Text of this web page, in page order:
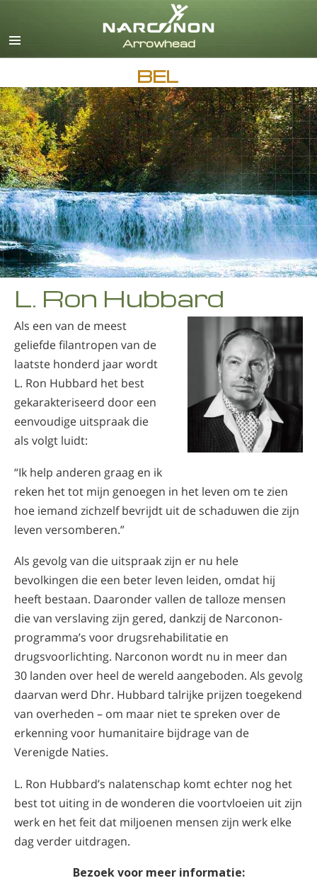
Duits
Español
Frans
Hebreeuws
Magyar
Italiaanse
Japans
Nederlands
Noors
Portugues
Russisch
Chinees
Nepalees
Arabisch
Oekraïens
Kroatisch
Turks
BEL
L. Ron Hubbard
Als een van de meest
geliefde filantropen van de
laatste honderd jaar wordt
L. Ron Hubbard het best
gekarakteriseerd door een
eenvoudige uitspraak die
als volgt luidt:
“Ik help anderen graag en ik
reken het tot mijn genoegen in het leven om te zien
hoe iemand zichzelf bevrijdt uit de schaduwen die zijn
leven versomberen.”
Als gevolg van die uitspraak zijn er nu hele
bevolkingen die een beter leven leiden, omdat hij
heeft bestaan. Daaronder vallen de talloze mensen
die van verslaving zijn gered, dankzij de Narconon-
programma’s voor drugsrehabilitatie en
drugsvoorlichting. Narconon wordt nu in meer dan
30 landen over heel de wereld aangeboden. Als gevolg
daarvan werd Dhr. Hubbard talrijke prijzen toegekend
van overheden – om maar niet te spreken over de
erkenning voor humanitaire bijdrage van de
Verenigde Naties.
L. Ron Hubbard’s nalatenschap komt echter nog het
best tot uiting in de wonderen die voortvloeien uit zijn
werk en het feit dat miljoenen mensen zijn werk elke
dag verder uitdragen.
Bezoek voor meer informatie: